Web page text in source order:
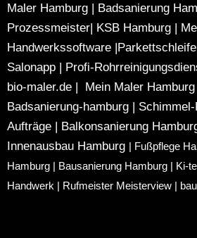
Maler Hamburg | Badsanierung
Prozessmeister| KSB Hamburg |
Handwerkssoftware |
Salonapp | Profi-
bio-maler.de | Mein Maler Hamburg
Badsanierung-hamburg |
Aufträge | Balkonsanierung
Innenausbau Hamburg
Fußpflege
Hamburg
Bausanierung Hamburg
Ki-
Handwerk
Rufmeister Meisterview